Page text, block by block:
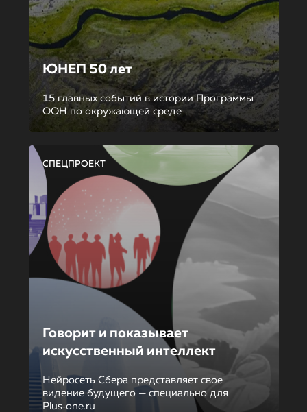
ЮНЕП 50 лет
15 главных событий в истории Программы
ООН по окружающей среде
СПЕЦПРОЕКТ
Говорит и показывает
искусственный интеллект
Нейросеть Сбера представляет свое
видение будущего — специально для
Plus‑one.ru